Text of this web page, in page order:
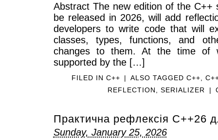
Abstract The new edition of the C++
be released in 2026, will add
developers to write code that will
classes, types, functions, and
changes to them. At the time of
supported by the […]
FILED IN C++ | ALSO TAGGEDC++ ,
REFLECTION
,SERIALIZER |
Практична рефлексія C++26
Sunday, January 25, 2026